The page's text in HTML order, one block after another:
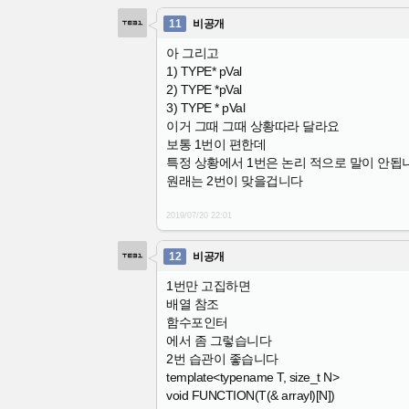
11 비공개
아 그리고
1) TYPE* pVal
2) TYPE *pVal
3) TYPE * pVal
이거 그때 그때 상황따라 달라요
보통 1번이 편한데
특정 상황에서 1번은 논리 적으로 말이 안됩
원래는 2번이 맞을겁니다
2019/07/20 22:01
12 비공개
1번만 고집하면
배열 참조
함수포인터
에서 좀 그렇습니다
2번 습관이 좋습니다
template<typename T, size_t N>
void FUNCTION(T(& arrayl)[N])